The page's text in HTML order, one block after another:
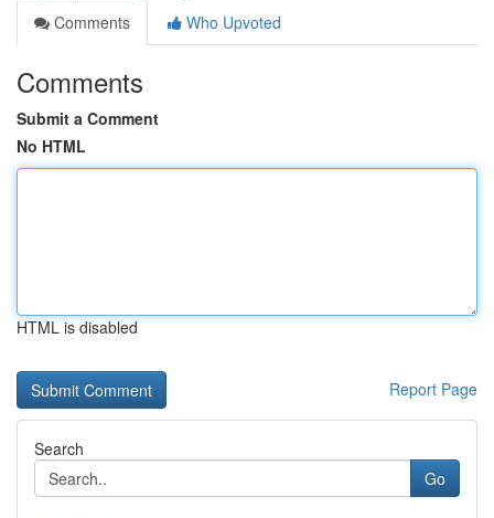
Comments
Who Upvoted
Comments
Submit a Comment
No HTML
HTML is disabled
Report Page
Search
Go